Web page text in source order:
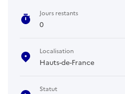
Jours restants
0
Localisation
Hauts-de-France
Statut